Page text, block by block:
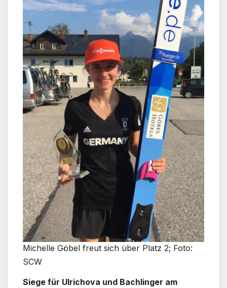
Michelle Göbel freut sich über Platz 2; Foto:
SCW
Siege für Ulrichova und Bachlinger am